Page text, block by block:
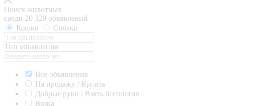
Поиск животных
среди 20 329 объявлений
Кошки
Собаки
Тип объявления
Все объявления
На продажу / Купить
Добрые руки / Взять бесплатно
Вязка